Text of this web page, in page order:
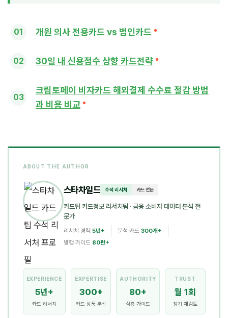
개원 의사 전용카드 vs 법인카드
30일 내 신용점수 상향 카드전략
크립토페이 비자카드 해외결제 수수료 절감 방법
과 비용 비교
ABOUT THE AUTHOR
스타차일드 수석 리서처 카드 전문
카드팁 카드정보 리서치팀 · 금융 소비자 데이터 분석 전
문가
리서치 경력 5년+ 분석 카드 300개+
발행 가이드 80편+
EXPERIENCE
5년+
카드 리서치
EXPERTISE
300+
카드 상품 분석
AUTHORITY
80+
심층 가이드
TRUST
월 1회
정기 재검토